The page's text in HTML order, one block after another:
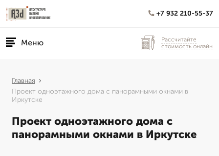
+7 932 210-55-37
Меню
Рассчитайте
стоимость онлайн
Главная
Проект одноэтажного дома с панорамными окнами в
Иркутске
Проект одноэтажного дома с
панорамными окнами в Иркутске